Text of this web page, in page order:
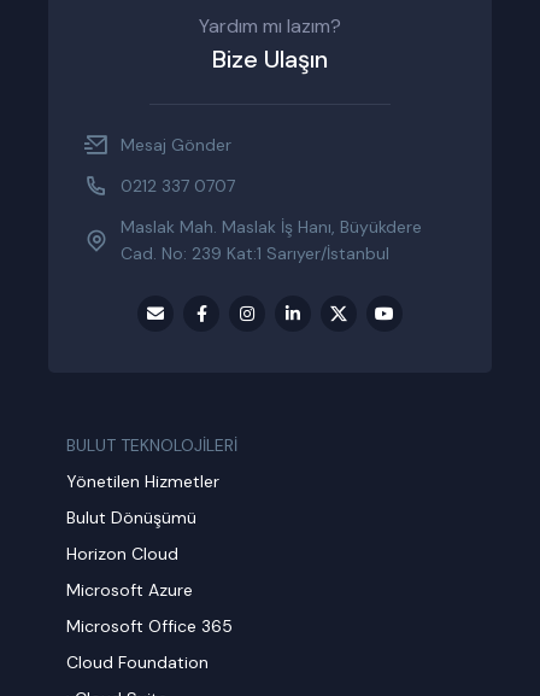
Yardım mı lazım?
Bize Ulaşın
Mesaj Gönder
0212 337 0707
Maslak Mah. Maslak İş Hanı, Büyükdere
Cad. No: 239 Kat:1 Sarıyer/İstanbul
BULUT TEKNOLOJİLERİ
Yönetilen Hizmetler
Bulut Dönüşümü
Horizon Cloud
Microsoft Azure
Microsoft Office 365
Cloud Foundation